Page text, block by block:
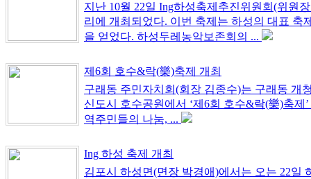
지난 10월 22일 Ing하성축제추진위원회(위원
리에 개최되었다. 이번 축제는 하성의 대표 축
을 얻었다. 하성두레농악보존회의 ...
제6회 호수&락(樂)축제 개최
구래동 주민자치회(회장 김종수)는 구래동 개
신도시 호수공원에서 ‘제6회 호수&락(樂)축
역주민들의 나눔, ...
Ing 하성 축제 개최
김포시 하성면(면장 박경애)에서는 오는 22일